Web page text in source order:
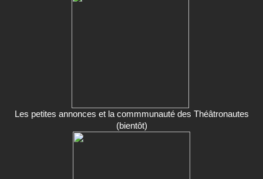
Les petites annonces et la commmunauté des Théâtronautes
(bientôt)